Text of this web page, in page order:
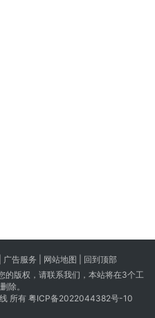
| 广告服务 | 网站地图 | 回到顶部
的版权，请联系我们，本站将在3个工
除。
所有 粤ICP备2022044382号-10